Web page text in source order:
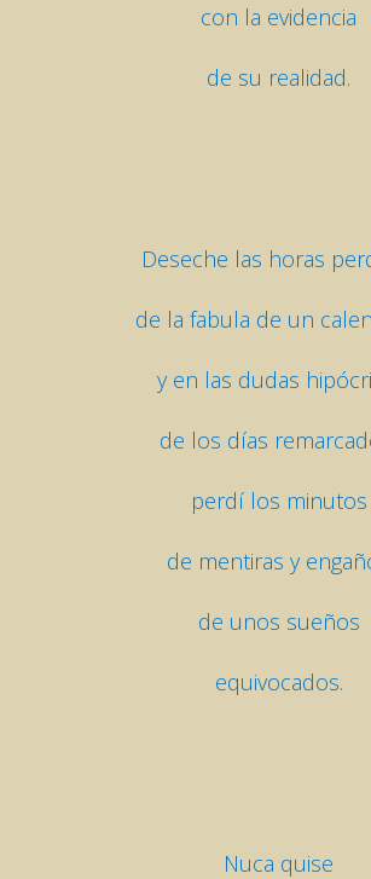
con la evidencia
de su realidad.
Deseche las horas
de la fabula de un
y en las dudas
de los días
perdí los minutos
de mentiras y
de unos sueños
equivocados.
Nuca quise